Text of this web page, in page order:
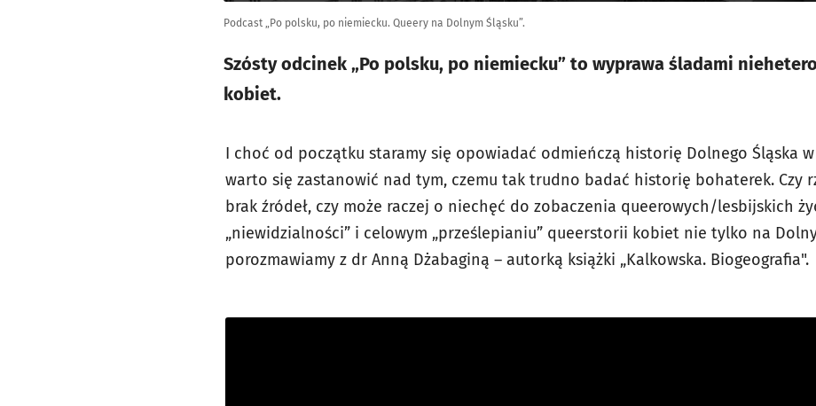
Podcast „Po polsku, po niemiecku. Queery na Dolnym Śląsku”.
Szósty odcinek „Po polsku, po niemiecku” to wyprawa śladami
kobiet.
I choć od początku staramy się opowiadać odmieńczą historię Dolnego Śląska
warto się zastanowić nad tym, czemu tak trudno badać historię bohaterek. Czy
brak źródeł, czy może raczej o niechęć do zobaczenia queerowych/lesbijskich
„niewidzialności” i celowym „prześlepianiu” queerstorii kobiet nie tylko na
porozmawiamy z dr Anną Dżabaginą – autorką książki „Kalkowska. Biogeografia".